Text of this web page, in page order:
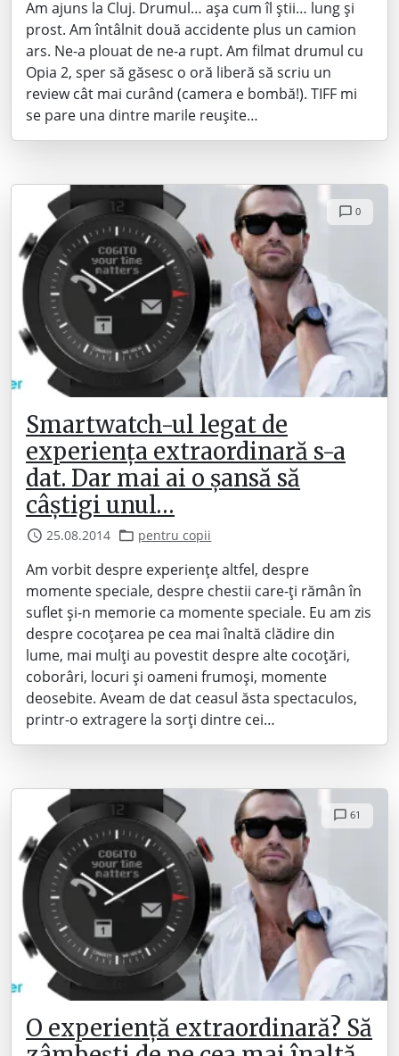
Am ajuns la Cluj. Drumul… așa cum îl știi… lung și
prost. Am întâlnit două accidente plus un camion
ars. Ne-a plouat de ne-a rupt. Am filmat drumul cu
Opia 2, sper să găsesc o oră liberă să scriu un
review cât mai curând (camera e bombă!). TIFF mi
se pare una dintre marile reușite…
0
Smartwatch-ul legat de
experiența extraordinară s-a
dat. Dar mai ai o șansă să
câștigi unul…
25.08.2014 pentru copii
Am vorbit despre experiențe altfel, despre
momente speciale, despre chestii care-ți rămân în
suflet și-n memorie ca momente speciale. Eu am zis
despre cocoțarea pe cea mai înaltă clădire din
lume, mai mulți au povestit despre alte cocoțări,
coborâri, locuri și oameni frumoși, momente
deosebite. Aveam de dat ceasul ăsta spectaculos,
printr-o extragere la sorți dintre cei…
61
O experiență extraordinară? Să